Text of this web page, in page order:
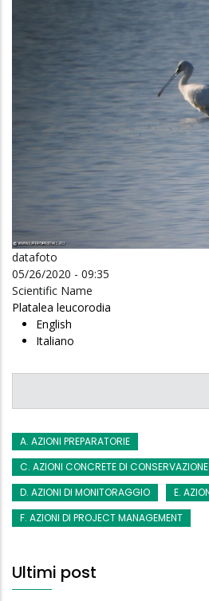
datafoto
05/26/2020 - 09:35
Scientific Name
Platalea leucorodia
English
Italiano
A. AZIONI PREPARATORIE
C. AZIONI CONCRETE DI CONSERVAZIONE
D. AZIONI DI MONITORAGGIO
E.
F. AZIONI DI PROJECT MANAGEMENT
Ultimi post